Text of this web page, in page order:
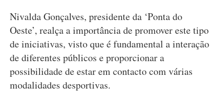
Nivalda Gonçalves, presidente da ‘Ponta do
Oeste’, realça a importância de promover este tipo
de iniciativas, visto que é fundamental a interação
de diferentes públicos e proporcionar a
possibilidade de estar em contacto com várias
modalidades desportivas.